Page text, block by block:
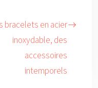
bracelets en acier
inoxydable, des
accessoires
intemporels